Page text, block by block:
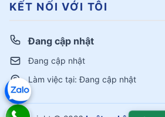
KẾT NỐI VỚI TÔI
Đang cập nhật
Đang cập nhật
Làm việc tại: Đang cập nhật